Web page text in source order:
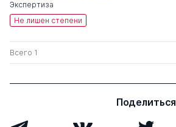
Экспертиза
Не лишен степени
Всего 1
Поделиться